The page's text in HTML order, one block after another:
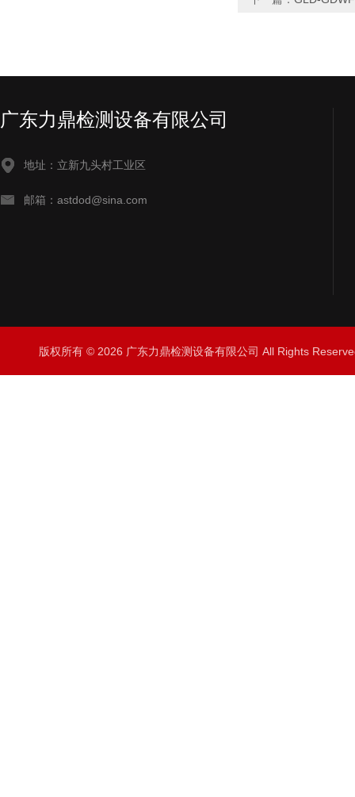
广东力鼎检测设备有限公司
地址：立新九头村工业区
邮箱：astdod@sina.com
版权所有 © 2026 广东力鼎检测设备有限公司 All Rights